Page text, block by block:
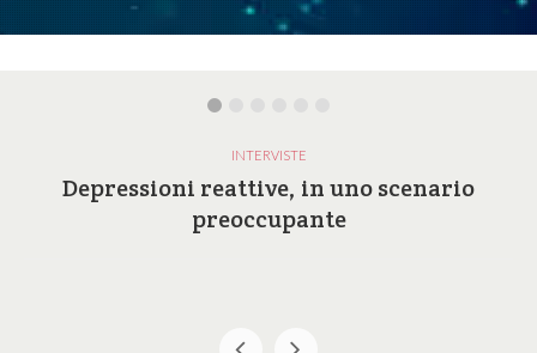
INTERVISTE
Depressioni reattive, in uno scenario
preoccupante